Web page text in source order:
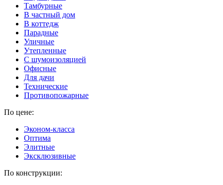
Тамбурные
В частный дом
В коттедж
Парадные
Уличные
Утепленные
C шумоизоляцией
Офисные
Для дачи
Технические
Противопожарные
По цене:
Эконом-класса
Оптима
Элитные
Эксклюзивные
По конструкции: